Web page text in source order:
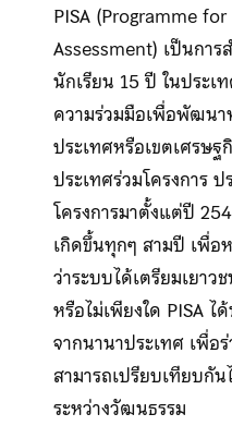
PISA (Programme
Assessment) เป็นกา
นักเรียน 15 ปี ในประเ
ความร่วมมือเพื่อพัฒนา
ประเทศหรือเขตเศรษฐ
ประเทศร่วมโครงการ
โครงการมาตั้งแต่ปี
เกิดขึ้นทุกๆ สามปี เพื่
ว่าระบบได้เตรียมเยา
หรือไม่เพียงใด PISA
จากนานาประเทศ เพื่อ
สามารถเปรียบเทียบกั
ระหว่างวัฒนธรรม